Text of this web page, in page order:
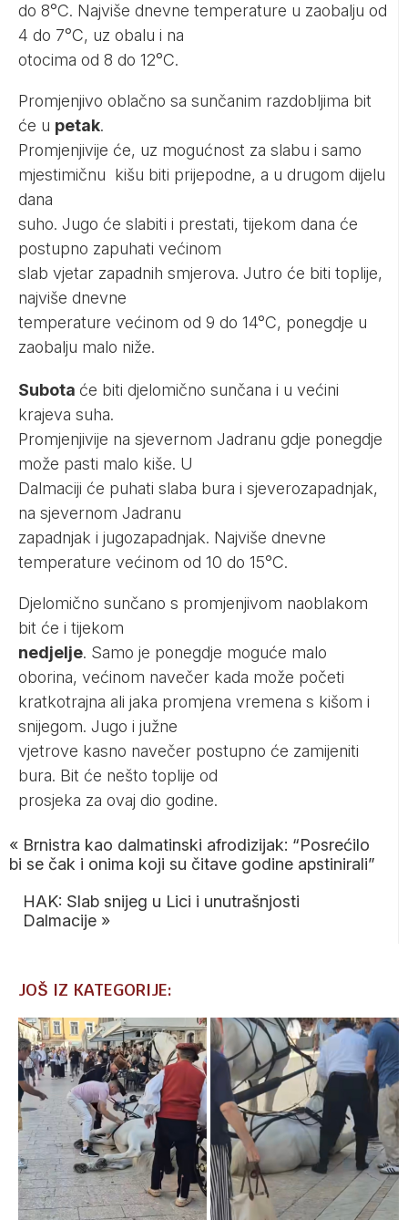
do 8°C. Najviše dnevne temperature u zaobalju od
4 do 7°C, uz obalu i na
otocima od 8 do 12°C.
Promjenjivo oblačno sa sunčanim razdobljima bit
će u petak.
Promjenjivije će, uz mogućnost za slabu i samo
mjestimičnu kišu biti prijepodne, a u drugom dijelu
dana
suho. Jugo će slabiti i prestati, tijekom dana će
postupno zapuhati većinom
slab vjetar zapadnih smjerova. Jutro će biti toplije,
najviše dnevne
temperature većinom od 9 do 14°C, ponegdje u
zaobalju malo niže.
Subota će biti djelomično sunčana i u većini
krajeva suha.
Promjenjivije na sjevernom Jadranu gdje ponegdje
može pasti malo kiše. U
Dalmaciji će puhati slaba bura i sjeverozapadnjak,
na sjevernom Jadranu
zapadnjak i jugozapadnjak. Najviše dnevne
temperature većinom od 10 do 15°C.
Djelomično sunčano s promjenjivom naoblakom
bit će i tijekom
nedjelje. Samo je ponegdje moguće malo
oborina, većinom navečer kada može početi
kratkotrajna ali jaka promjena vremena s kišom i
snijegom. Jugo i južne
vjetrove kasno navečer postupno će zamijeniti
bura. Bit će nešto toplije od
prosjeka za ovaj dio godine.
« Brnistra kao dalmatinski afrodizijak: “Posrećilo
bi se čak i onima koji su čitave godine apstinirali”
HAK: Slab snijeg u Lici i unutrašnjosti
Dalmacije »
JOŠ IZ KATEGORIJE: